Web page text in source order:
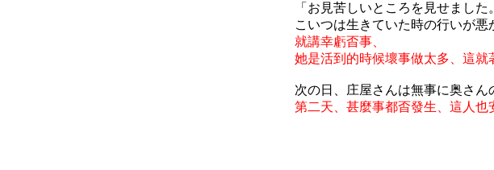
「お見苦しいところを見せました。
こいつは生きていた時の行いが悪
就講幸虧㫘事、
她是活到的時候壞事做太多、這就
次の日、庄屋さんは無事に奥さん
第二天、甚麼事都㫘發生、這人也